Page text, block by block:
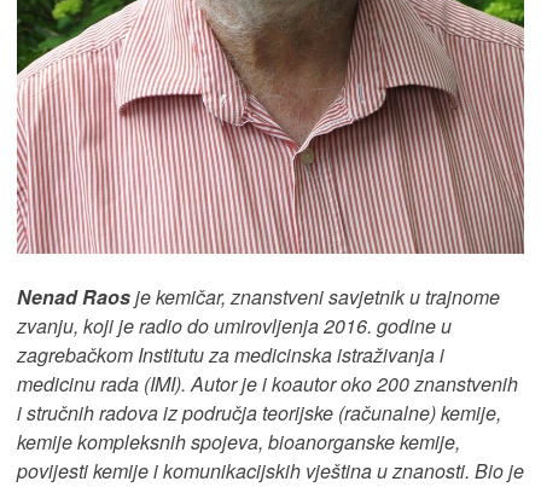
Nenad Raosje kemičar, znanstveni savjetnik u trajnome
zvanju, koji je radio do umirovljenja 2016. godine u
zagrebačkom Institutu za medicinska istraživanja i
medicinu rada (IMI). Autor je i koautor oko 200 znanstvenih
i stručnih radova iz područja teorijske (računalne) kemije,
kemije kompleksnih spojeva, bioanorganske kemije,
povijesti kemije i komunikacijskih vještina u znanosti. Bio je